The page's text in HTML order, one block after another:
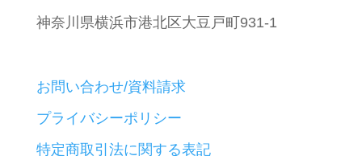
神奈川県横浜市港北区大豆戸町931-1
お問い合わせ/資料請求
プライバシーポリシー
特定商取引法に関する表記